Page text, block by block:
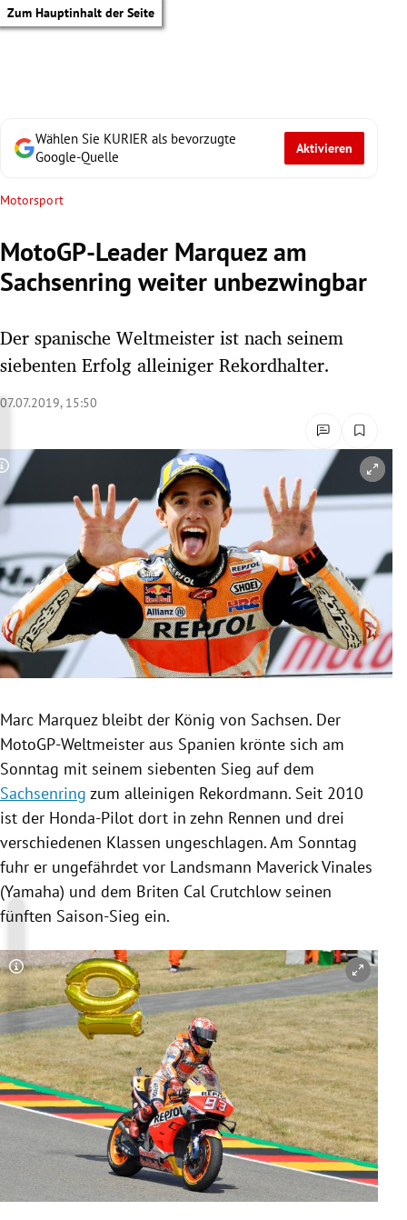
Zum Hauptinhalt der Seite
Untermenü
Untermenü
Untermenü
Untermenü
Untermenü
Untermenü
Untermenü
Wählen Sie KURIER als bevorzugte
Google-Quelle
Aktivieren
Motorsport
MotoGP-Leader Marquez am
Sachsenring weiter unbezwingbar
Der spanische Weltmeister ist nach seinem
siebenten Erfolg alleiniger Rekordhalter.
07.07.2019, 15:50
Copyright-Hinweis öffnen/schließen
Marc Marquezbleibt der König von Sachsen. Der
MotoGP-Weltmeister aus Spanien krönte sich am
Sonntag mit seinem siebenten Sieg auf dem
Sachsenring zum alleinigen Rekordmann. Seit 2010
ist der Honda-Pilot dort in zehn Rennen und drei
verschiedenen Klassen ungeschlagen. Am Sonntag
fuhr er ungefährdet vor Landsmann Maverick Vinales
(Yamaha) und dem Briten Cal Crutchlow seinen
fünften Saison-Sieg ein.
Copyright-Hinweis öffnen/schließen